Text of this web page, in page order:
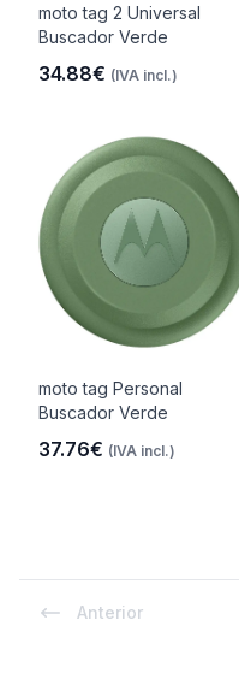
moto tag 2 Universal
Buscador Verde
34.88€ (IVA incl.)
moto tag Personal
Buscador Verde
37.76€ (IVA incl.)
Anterior